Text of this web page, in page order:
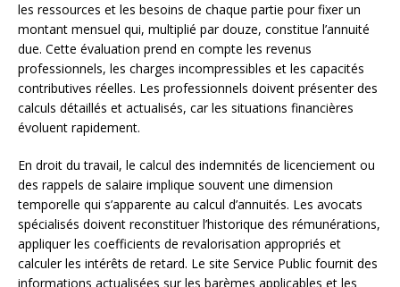
les ressources et les besoins de chaque partie pour fixer un
montant mensuel qui, multiplié par douze, constitue l’annuité
due. Cette évaluation prend en compte les revenus
professionnels, les charges incompressibles et les capacités
contributives réelles. Les professionnels doivent présenter des
calculs détaillés et actualisés, car les situations financières
évoluent rapidement.
En droit du travail, le calcul des indemnités de licenciement ou
des rappels de salaire implique souvent une dimension
temporelle qui s’apparente au calcul d’annuités. Les avocats
spécialisés doivent reconstituer l’historique des rémunérations,
appliquer les coefficients de revalorisation appropriés et
calculer les intérêts de retard. Le site Service Public fournit des
informations actualisées sur les barèmes applicables et les